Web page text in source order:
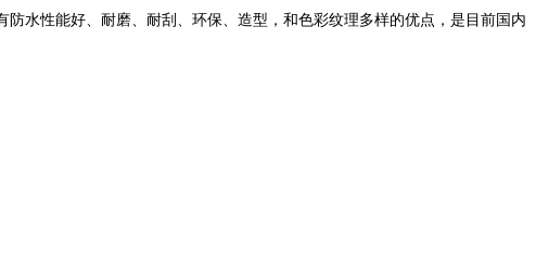
水性能好、耐磨、耐刮、环保、造型，和色彩纹理多样的优点，是目前国内